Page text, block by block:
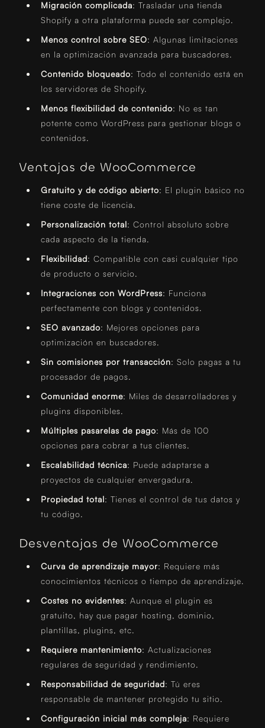
Migración complicada: Trasladar una tienda
Shopify a otra plataforma puede ser complejo.
Menos control sobre SEO: Algunas limitaciones
en la optimización avanzada para buscadores.
Contenido bloqueado: Todo el contenido está en
los servidores de Shopify.
Menos flexibilidad de contenido: No es tan
potente como WordPress para gestionar blogs o
contenidos.
Ventajas de WooCommerce
Gratuito y de código abierto: El plugin básico no
tiene coste de licencia.
Personalización total: Control absoluto sobre
cada aspecto de la tienda.
Flexibilidad: Compatible con casi cualquier tipo
de producto o servicio.
Integraciones con WordPress: Funciona
perfectamente con blogs y contenidos.
SEO avanzado: Mejores opciones para
optimización en buscadores.
Sin comisiones por transacción: Solo pagas a tu
procesador de pagos.
Comunidad enorme: Miles de desarrolladores y
plugins disponibles.
Múltiples pasarelas de pago: Más de 100
opciones para cobrar a tus clientes.
Escalabilidad técnica: Puede adaptarse a
proyectos de cualquier envergadura.
Propiedad total: Tienes el control de tus datos y
tu código.
Desventajas de WooCommerce
Curva de aprendizaje mayor: Requiere más
conocimientos técnicos o tiempo de aprendizaje.
Costes no evidentes: Aunque el plugin es
gratuito, hay que pagar hosting, dominio,
plantillas, plugins, etc.
Requiere mantenimiento: Actualizaciones
regulares de seguridad y rendimiento.
Responsabilidad de seguridad: Tú eres
responsable de mantener protegido tu sitio.
Configuración inicial más compleja: Requiere